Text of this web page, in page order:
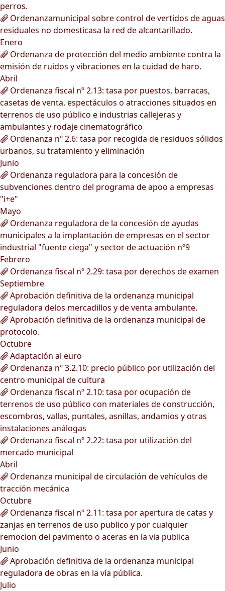
perros.
Ordenanzamunicipal sobre control de vertidos de aguas
residuales no domesticasa la red de alcantarillado.
Enero
Ordenanza de protección del medio ambiente contra la
emisión de ruidos y vibraciones en la cuidad de haro.
Abril
Ordenanza fiscal nº 2.13: tasa por puestos, barracas,
casetas de venta, espectáculos o atracciones situados en
terrenos de uso público e industrias callejeras y
ambulantes y rodaje cinematográfico
Ordenanza nº 2.6: tasa por recogida de residuos sólidos
urbanos, su tratamiento y eliminación
Junio
Ordenanza reguladora para la concesión de
subvenciones dentro del programa de apoo a empresas
"i+e"
Mayo
Ordenanza reguladora de la concesión de ayudas
municipales a la implantación de empresas en el sector
industrial "fuente ciega" y sector de actuación nº9
Febrero
Ordenanza fiscal nº 2.29: tasa por derechos de examen
Septiembre
Aprobación definitiva de la ordenanza municipal
reguladora delos mercadillos y de venta ambulante.
Aprobación definitiva de la ordenanza municipal de
protocolo.
Octubre
Adaptación al euro
Ordenanza nº 3.2.10: precio público por utilización del
centro municipal de cultura
Ordenanza fiscal nº 2.10: tasa por ocupación de
terrenos de uso público con materiales de construcción,
escombros, vallas, puntales, asnillas, andamios y otras
instalaciones análogas
Ordenanza fiscal nº 2.22: tasa por utilización del
mercado municipal
Abril
Ordenanza municipal de circulación de vehículos de
tracción mecánica
Octubre
Ordenanza fiscal nº 2.11: tasa por apertura de catas y
zanjas en terrenos de uso publico y por cualquier
remocion del pavimento o aceras en la via publica
Junio
Aprobación definitiva de la ordenanza municipal
reguladora de obras en la vía pública.
Julio